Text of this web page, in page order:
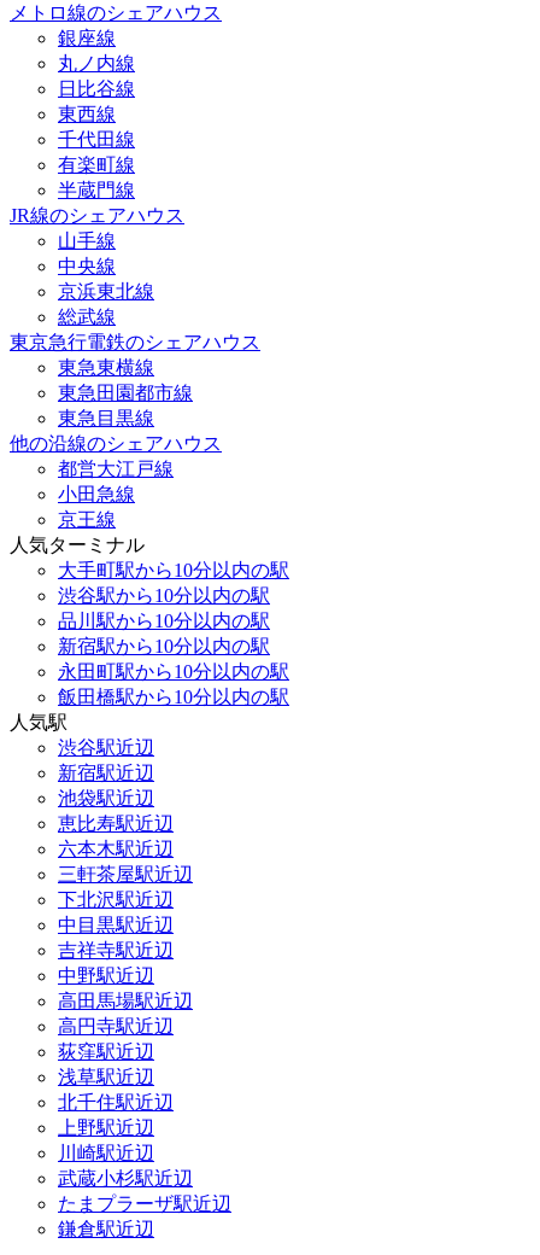
メトロ線のシェアハウス
銀座線
丸ノ内線
日比谷線
東西線
千代田線
有楽町線
半蔵門線
JR線のシェアハウス
山手線
中央線
京浜東北線
総武線
東京急行電鉄のシェアハウス
東急東横線
東急田園都市線
東急目黒線
他の沿線のシェアハウス
都営大江戸線
小田急線
京王線
人気ターミナル
大手町駅から10分以内の駅
渋谷駅から10分以内の駅
品川駅から10分以内の駅
新宿駅から10分以内の駅
永田町駅から10分以内の駅
飯田橋駅から10分以内の駅
人気駅
渋谷駅近辺
新宿駅近辺
池袋駅近辺
恵比寿駅近辺
六本木駅近辺
三軒茶屋駅近辺
下北沢駅近辺
中目黒駅近辺
吉祥寺駅近辺
中野駅近辺
高田馬場駅近辺
高円寺駅近辺
荻窪駅近辺
浅草駅近辺
北千住駅近辺
上野駅近辺
川崎駅近辺
武蔵小杉駅近辺
たまプラーザ駅近辺
鎌倉駅近辺